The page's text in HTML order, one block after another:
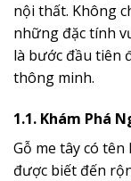
nội thất. Không
những đặc tính
là bước đầu tiên
thông minh.
1.1. Khám Phá
Gỗ me tây có tên
được biết đến